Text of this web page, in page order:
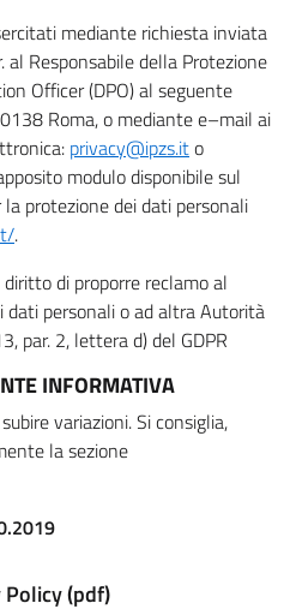
mediante richiesta inviata
Responsabile della Protezione
Officer (DPO) al seguente
Roma, o mediante e–mail ai
privacy@ipzs.ito
modulo disponibile sul
protezione dei dati personali
.
di proporre reclamo al
dati personali o ad altra Autorità
par. 2, lettera d) del GDPR
INFORMATIVA
variazioni. Si consiglia,
la sezione
Policy (pdf)